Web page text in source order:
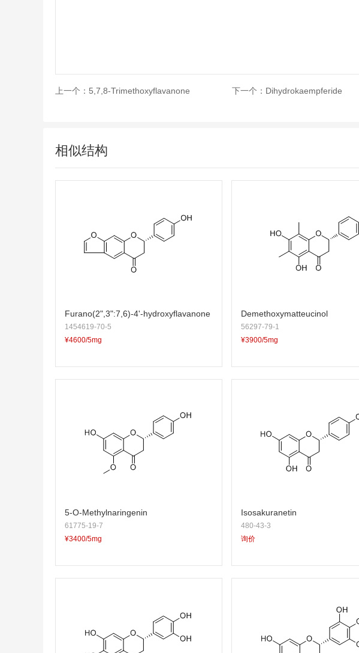
上一个： 5,7,8-Trimethoxyflavanone 下一个： Dihydrokaempferide
相似结构
Furano(2",3":7,6)-4'-hydroxyflavanone
1454619-70-5
¥4600/5mg
Demethoxymatteucinol
56297-79-1
¥3900/5mg
5-O-Methylnaringenin
61775-19-7
¥3400/5mg
Isosakuranetin
480-43-3
询价